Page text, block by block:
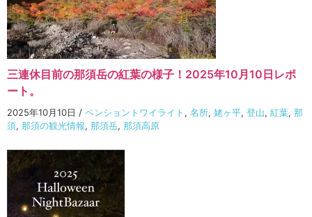
三連休目前の那須岳の紅葉の様子！2025年10月10日レポ
ート。
2025年10月10日 / ペンショントワイライト , 名所, 姥ヶ平, 登山, 紅葉, 那
須, 那須の観光情報, 那須岳, 那須高原